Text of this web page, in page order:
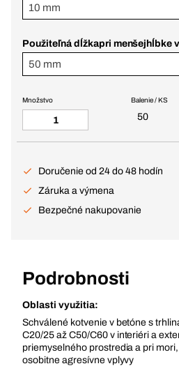
10 mm
Použiteľná dĺžkapri menšejhĺbke
50 mm
Balenie / KS
50
Množstvo
Doručenie od 24 do 48 hodín
Záruka a výmena
Bezpečné nakupovanie
Podrobnosti
Oblasti využitia:
Schválené kotvenie v betóne s
C20/25 až C50/C60 v interiéri a
priemyselného prostredia a pri
osobitne agresívne vplyvy